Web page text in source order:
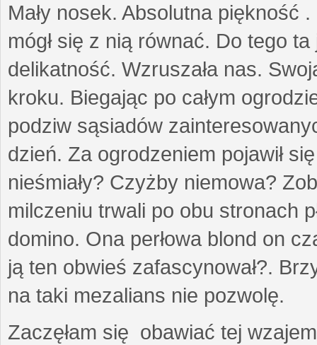
Mały nosek. Absolutna piękność
mógł się z nią równać. Do tego
delikatność. Wzruszała nas.
kroku. Biegając po całym
podziw sąsiadów
dzień. Za ogrodzeniem pojawił
nieśmiały? Czyżby niemowa?
milczeniu trwali po obu stronach
domino. Ona perłowa blond on
ją ten obwieś zafascynował?.
na taki mezalians nie pozwolę.
Zaczęłam się obawiać tej